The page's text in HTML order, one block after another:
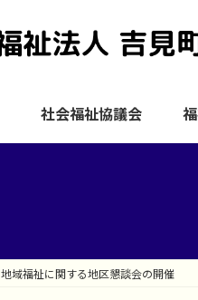
社会福祉協議会
地域福祉に関する地区懇談会の開催